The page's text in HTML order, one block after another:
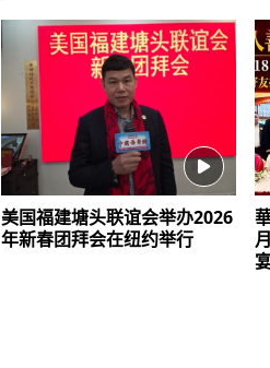
美国福建塘头联谊会举办2026
年新春团拜会在纽约举行